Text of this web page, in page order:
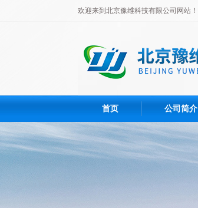
欢迎来到北京豫维科技有限公司网站！
首页 公司简介